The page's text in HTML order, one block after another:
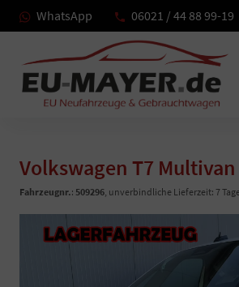
WhatsApp 06021 / 44 88 99-19
Volkswagen T7 Multivan
Fahrzeugnr.: 509296, unverbindliche Lieferzeit: 7